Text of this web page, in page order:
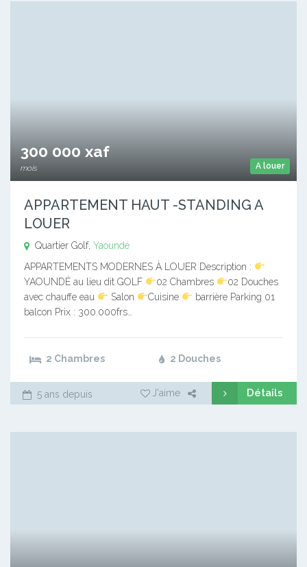
A louer
300 000 xaf
mois
APPARTEMENT HAUT -STANDING A
LOUER
Quartier Golf, Yaoundé
APPARTEMENTS MODERNES À LOUER Description :
YAOUNDÉ au lieu dit GOLF
02 Chambres
02 Douches
avec chauffe eau
Salon Cuisine
barrière Parking 01
balcon Prix : 300.000frs…
2 Chambres 2 Douches
5 ans depuis J'aime Détails